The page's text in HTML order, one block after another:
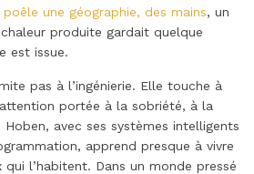
une géographie, des mains, un
produite gardait quelque
est issue.
pas à l’ingénierie. Elle touche à
portée à la sobriété, à la
avec ses systèmes intelligents
apprend presque à vivre
l’habitent. Dans un monde pressé